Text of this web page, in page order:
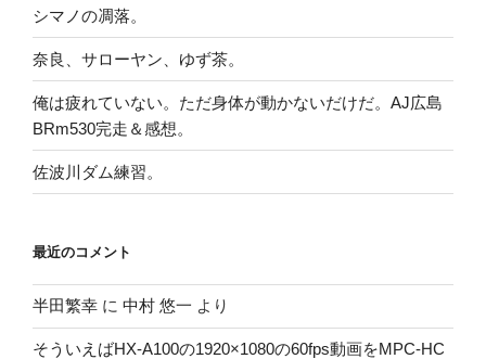
シマノの凋落。
奈良、サローヤン、ゆず茶。
俺は疲れていない。ただ身体が動かないだけだ。AJ広島
BRm530完走＆感想。
佐波川ダム練習。
最近のコメント
半田繁幸 に 中村 悠一 より
そういえばHX-A100の1920×1080の60fps動画をMPC-HC